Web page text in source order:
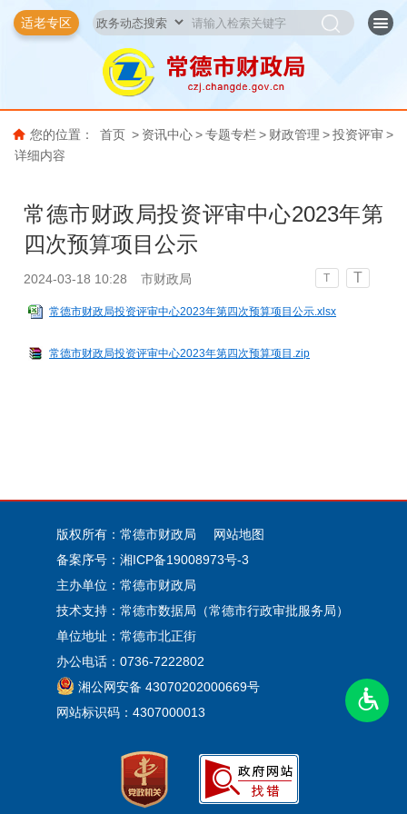
适老专区
您的位置： 首页 > 资讯中心 > 专题专栏 > 财政管理 > 投资评审 >
详细内容
常德市财政局投资评审中心2023年第
四次预算项目公示
2024-03-18 10:28 市财政局 T T
常德市财政局投资评审中心2023年第四次预算项目公示.xlsx
常德市财政局投资评审中心2023年第四次预算项目.zip
版权所有：常德市财政局
网站地图
备案序号： 湘ICP备19008973号-3
主办单位：常德市财政局
技术支持：常德市数据局（常德市行政审批服务局）
单位地址：常德市北正街
办公电话：0736-7222802
湘公网安备 43070202000669号
网站标识码：4307000013